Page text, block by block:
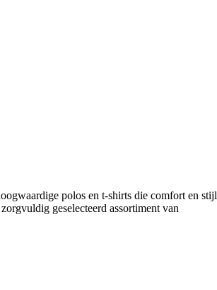
polos en t-shirts die comfort en stijl
geselecteerd assortiment van